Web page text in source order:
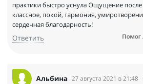
практики быстро уснула Ощущение
классное, покой, гармония,
сердечная благодарность!
Ответить Помог
Альбина 27 августа 2021 в 21:48